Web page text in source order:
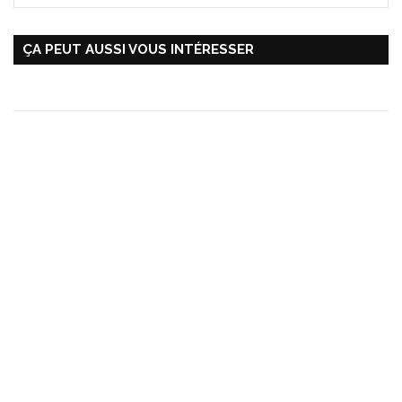
ÇA PEUT AUSSI VOUS INTÉRESSER